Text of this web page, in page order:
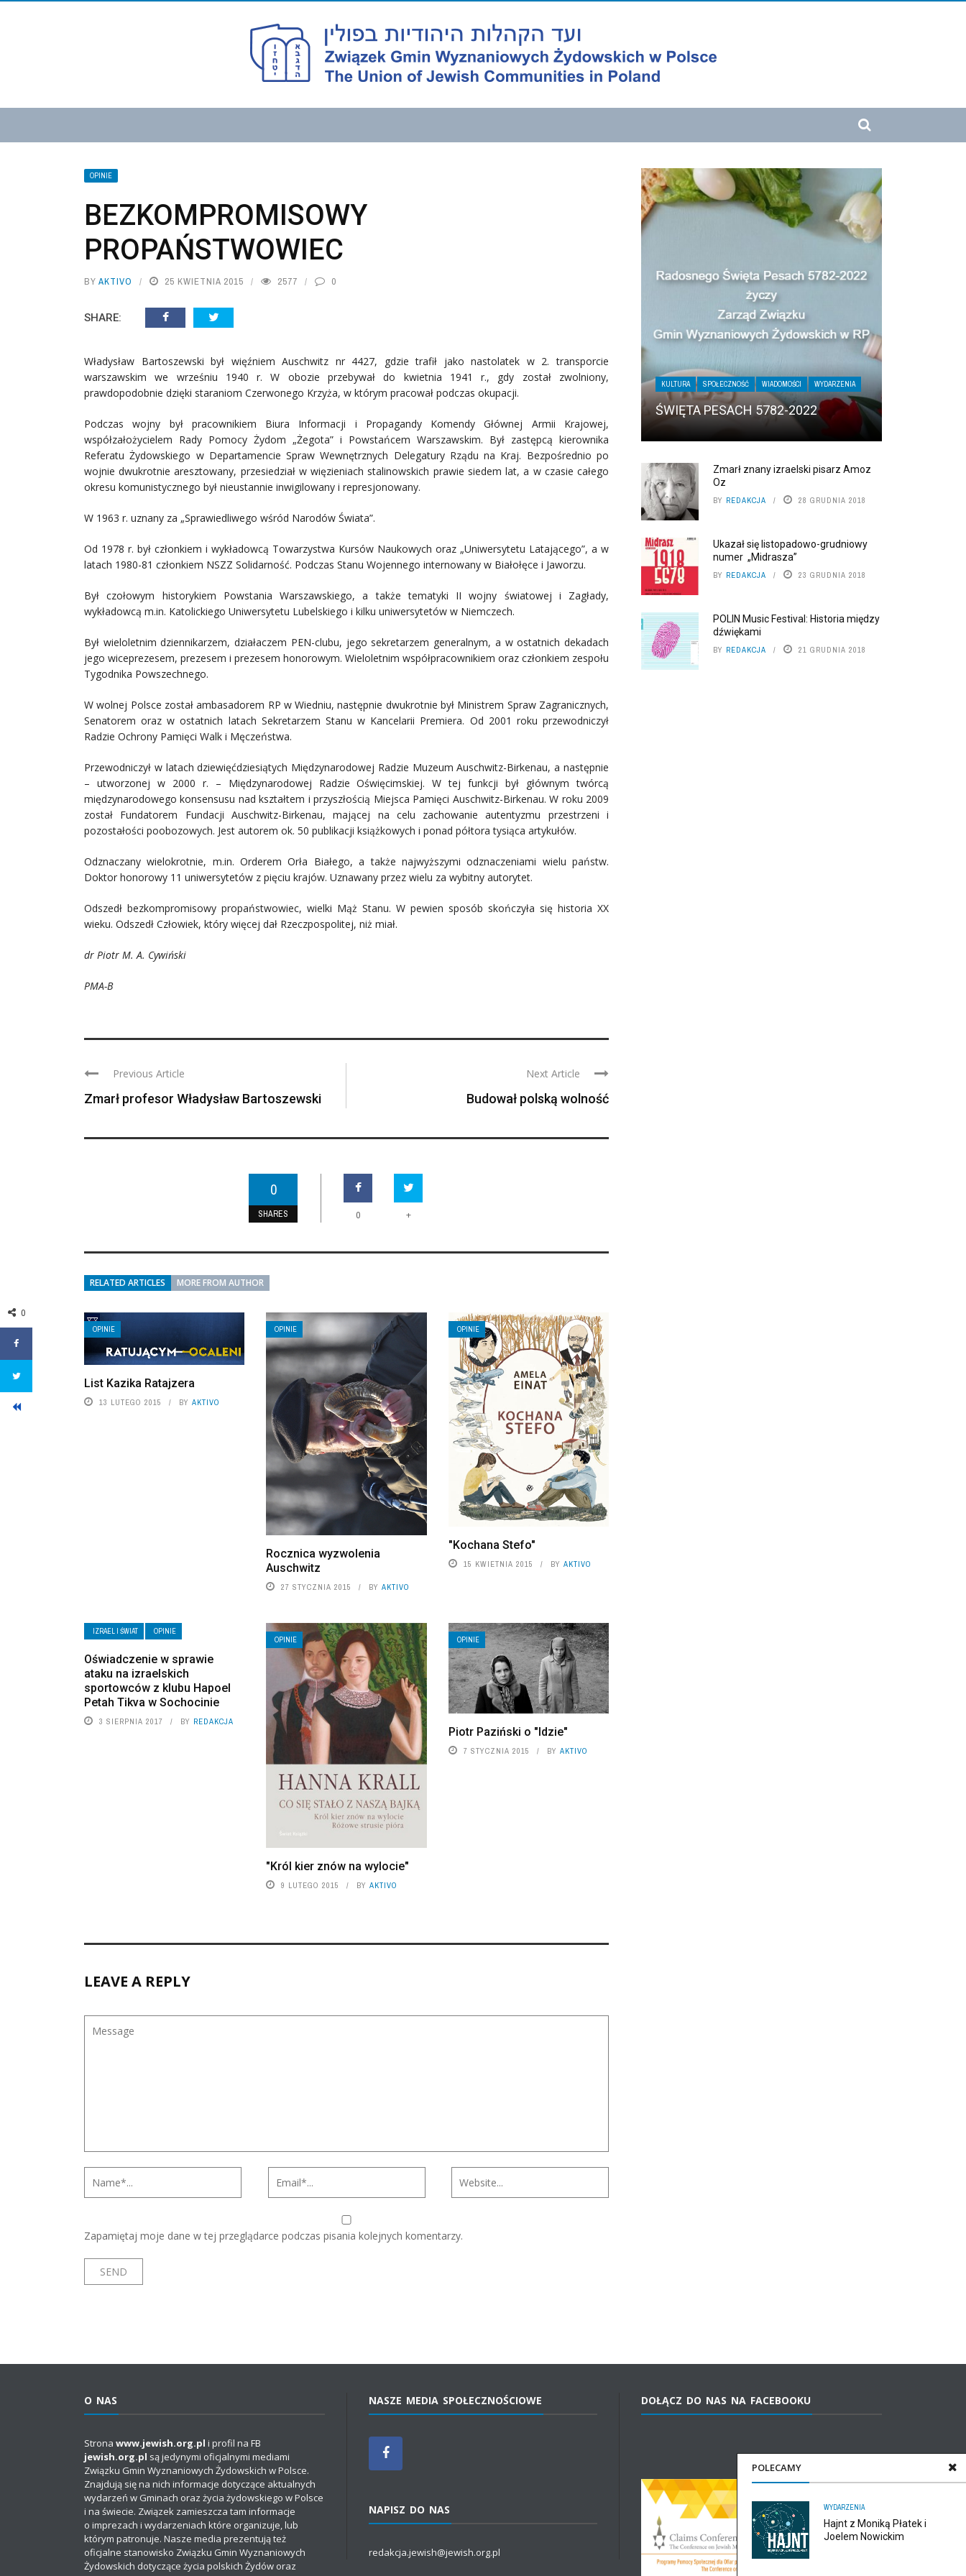
OPINIE
BEZKOMPROMISOWY
PROPAŃSTWOWIEC
BY AKTIVO 25 KWIETNIA 2015 2577 0
SHARE:
Władysław Bartoszewski był więźniem Auschwitz nr 4427, gdzie trafił jako nastolatek w 2. transporcie
warszawskim we wrześniu 1940 r. W obozie przebywał do kwietnia 1941 r., gdy został zwolniony,
prawdopodobnie dzięki staraniom Czerwonego Krzyża, w którym pracował podczas okupacji.
Podczas wojny był pracownikiem Biura Informacji i Propagandy Komendy Głównej Armii Krajowej,
współzałożycielem Rady Pomocy Żydom „Żegota” i Powstańcem Warszawskim. Był zastępcą kierownika
Referatu Żydowskiego w Departamencie Spraw Wewnętrznych Delegatury Rządu na Kraj. Bezpośrednio po
wojnie dwukrotnie aresztowany, przesiedział w więzieniach stalinowskich prawie siedem lat, a w czasie całego
okresu komunistycznego był nieustannie inwigilowany i represjonowany.
W 1963 r. uznany za „Sprawiedliwego wśród Narodów Świata”.
Od 1978 r. był członkiem i wykładowcą Towarzystwa Kursów Naukowych oraz „Uniwersytetu Latającego”, a w
latach 1980-81 członkiem NSZZ Solidarność. Podczas Stanu Wojennego internowany w Białołęce i Jaworzu.
Był czołowym historykiem Powstania Warszawskiego, a także tematyki II wojny światowej i Zagłady,
wykładowcą m.in. Katolickiego Uniwersytetu Lubelskiego i kilku uniwersytetów w Niemczech.
Był wieloletnim dziennikarzem, działaczem PEN-clubu, jego sekretarzem generalnym, a w ostatnich dekadach
jego wiceprezesem, prezesem i prezesem honorowym. Wieloletnim współpracownikiem oraz członkiem zespołu
Tygodnika Powszechnego.
W wolnej Polsce został ambasadorem RP w Wiedniu, następnie dwukrotnie był Ministrem Spraw Zagranicznych,
Senatorem oraz w ostatnich latach Sekretarzem Stanu w Kancelarii Premiera. Od 2001 roku przewodniczył
Radzie Ochrony Pamięci Walk i Męczeństwa.
Przewodniczył w latach dziewięćdziesiątych Międzynarodowej Radzie Muzeum Auschwitz-Birkenau, a następnie
– utworzonej w 2000 r. – Międzynarodowej Radzie Oświęcimskiej. W tej funkcji był głównym twórcą
międzynarodowego konsensusu nad kształtem i przyszłością Miejsca Pamięci Auschwitz-Birkenau. W roku 2009
został Fundatorem Fundacji Auschwitz-Birkenau, mającej na celu zachowanie autentyzmu przestrzeni i
pozostałości poobozowych. Jest autorem ok. 50 publikacji książkowych i ponad półtora tysiąca artykułów.
Odznaczany wielokrotnie, m.in. Orderem Orła Białego, a także najwyższymi odznaczeniami wielu państw.
Doktor honorowy 11 uniwersytetów z pięciu krajów. Uznawany przez wielu za wybitny autorytet.
Odszedł bezkompromisowy propaństwowiec, wielki Mąż Stanu. W pewien sposób skończyła się historia XX
wieku. Odszedł Człowiek, który więcej dał Rzeczpospolitej, niż miał.
dr Piotr M. A. Cywiński
PMA-B
Previous Article
Zmarł profesor Władysław Bartoszewski
Next Article
Budował polską wolność
0
SHARES 0 +
RELATED ARTICLES MORE FROM AUTHOR
OPINIE
List Kazika Ratajzera
13 LUTEGO 2015 BY AKTIVO
OPINIE
Rocznica wyzwolenia
Auschwitz
27 STYCZNIA 2015 BYAKTIVO
OPINIE
"Kochana Stefo"
15 KWIETNIA 2015 BY AKTIVO
IZRAEL I ŚWIAT OPINIE
Oświadczenie w sprawie
ataku na izraelskich
sportowców z klubu Hapoel
Petah Tikva w Sochocinie
3 SIERPNIA 2017 BY REDAKCJA
OPINIE
"Król kier znów na wylocie"
9 LUTEGO 2015 BYAKTIVO
OPINIE
Piotr Paziński o "Idzie"
7 STYCZNIA 2015 BY AKTIVO
LEAVE A REPLY
Zapamiętaj moje dane w tej przeglądarce podczas pisania kolejnych komentarzy.
0
POLECAMY
WYDARZENIA
Hajnt z Moniką Płatek i
Joelem Nowickim
KULTURA SPOŁECZNOŚĆ WIADOMOŚCI WYDARZENIA
ŚWIĘTA PESACH 5782-2022
Zmarł znany izraelski pisarz Amoz
Oz
BY REDAKCJA 28 GRUDNIA 2018
Ukazał się listopadowo-grudniowy
numer „Midrasza”
BY REDAKCJA 23 GRUDNIA 2018
POLIN Music Festival: Historia między
dźwiękami
BY REDAKCJA 21 GRUDNIA 2018
O NAS
Strona www.jewish.org.pl i profil na FB
jewish.org.pl są jedynymi oficjalnymi mediami
Związku Gmin Wyznaniowych Żydowskich w Polsce.
Znajdują się na nich informacje dotyczące aktualnych
wydarzeń w Gminach oraz życia żydowskiego w Polsce
i na świecie. Związek zamieszcza tam informacje
o imprezach i wydarzeniach które organizuje, lub
którym patronuje. Nasze media prezentują też
oficjalne stanowisko Związku Gmin Wyznaniowych
Żydowskich dotyczące życia polskich Żydów oraz
NASZE MEDIA SPOŁECZNOŚCIOWE
NAPISZ DO NAS
redakcja.jewish@jewish.org.pl
DOŁĄCZ DO NAS NA FACEBOOKU